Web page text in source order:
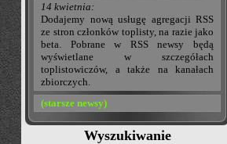
14 kwietnia:
Dodajemy nową usługę agregacji RSS
ze stron członków toplisty, na razie jako
beta. Pobrane w RSS newsy będą
wyświetlane w szczegółach
toplistowiczów, a także na kanałach
zbiorczych.
(starsze newsy)
Wyszukiwanie